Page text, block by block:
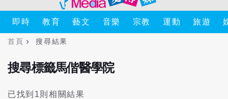
即時 教育 藝文 音樂 宗教 運動 旅遊
首頁 搜尋結果
搜尋標籤馬偕醫學院
已找到1則相關結果